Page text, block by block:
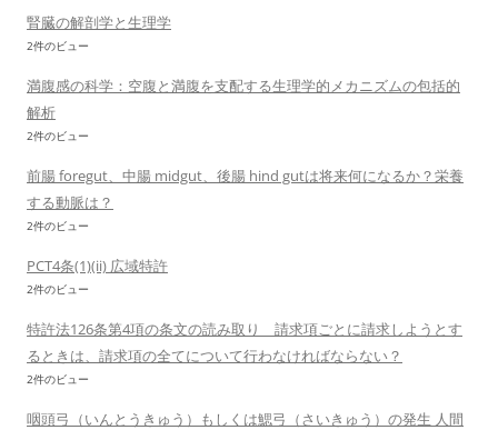
腎臓の解剖学と生理学
2件のビュー
満腹感の科学：空腹と満腹を支配する生理学的メカニズムの包括的
解析
2件のビュー
前腸 foregut、中腸 midgut、後腸 hind gutは将来何になるか？栄養
する動脈は？
2件のビュー
PCT4条(1)(ii) 広域特許
2件のビュー
特許法126条第4項の条文の読み取り 請求項ごとに請求しようとす
るときは、請求項の全てについて行わなければならない？
2件のビュー
咽頭弓（いんとうきゅう）もしくは鰓弓（さいきゅう）の発生 人間